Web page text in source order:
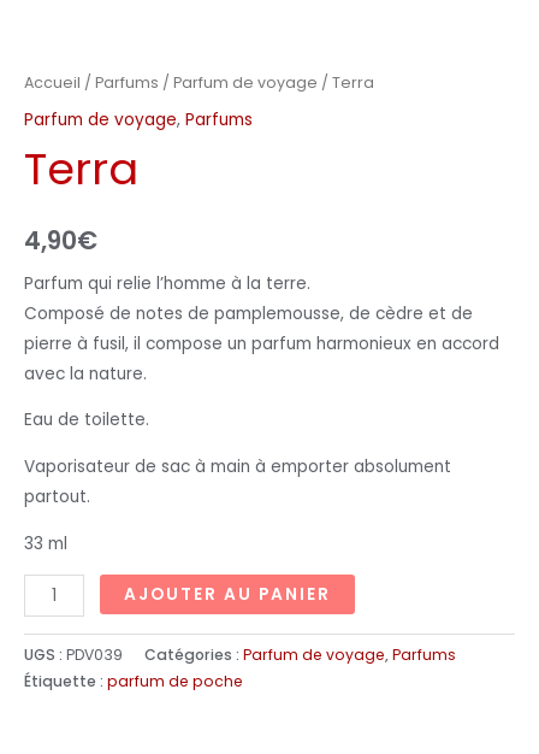
Accueil / Parfums / Parfum de voyage / Terra
Parfum de voyage, Parfums
Terra
4,90€
Parfum qui relie l’homme à la terre.
Composé de notes de pamplemousse, de cèdre et de
pierre à fusil, il compose un parfum harmonieux en accord
avec la nature.
Eau de toilette.
Vaporisateur de sac à main à emporter absolument
partout.
33 ml
AJOUTER AU PANIER
UGS : PDV039 Catégories : Parfum de voyage,Parfums
Étiquette : parfum de poche